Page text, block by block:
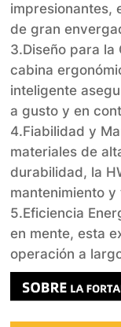
impresionantes,
de gran
3.Diseño para la
cabina
inteligente
a gusto y en
4.Fiabilidad y
materiales de
durabilidad, la
mantenimiento
5.Eficiencia
en mente, esta
operación a